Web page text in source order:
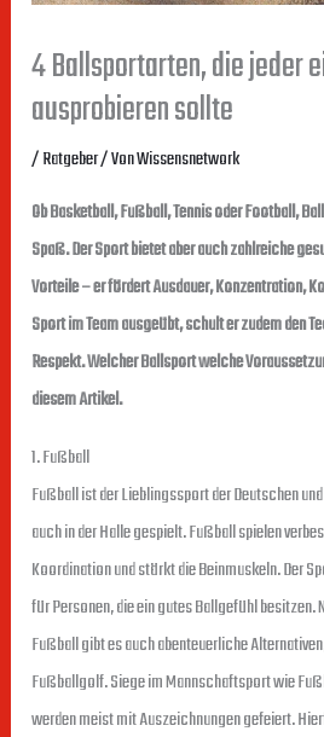
4 Ballsportarten, die jeder
ausprobieren sollte
/Ratgeber/ VonWissensnetwork
Ob Basketball, Fußball, Tennis oder Football,
Spaß. Der Sport bietet aber auch zahlreiche
Vorteile – er fördert Ausdauer, Konzentration,
Sport im Team ausgeübt, schult er zudem den
Respekt. Welcher Ballsport welche
diesem Artikel.
1. Fußball
Fußball ist der Lieblingssport der Deutschen
auch in der Halle gespielt. Fußball spielen
Koordination und stärkt die Beinmuskeln. Der
für Personen, die ein gutes Ballgefühl besitzen.
Fußball gibt es auch abenteuerliche
Fußballgolf. Siege im Mannschaftsport wie
werden meist mit Auszeichnungen gefeiert.